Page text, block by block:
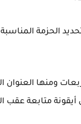
الحزمة
ومنها
متابعة عقب